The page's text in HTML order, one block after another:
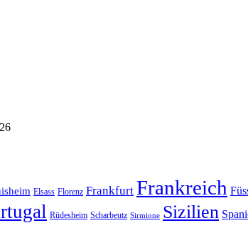
Elsass Florenz Frankfurt Frankreich
Rüdesheim Scharbeutz Sirmione Sizilien